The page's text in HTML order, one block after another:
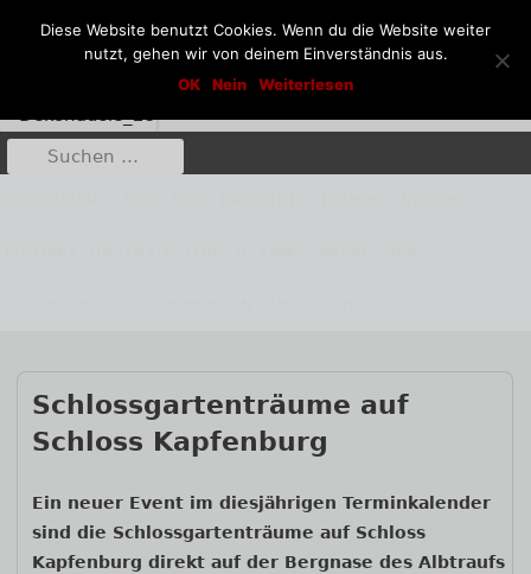
Inhalt
Dekohäusle_25
Kunst aus Stahl und Stein
Primäres
Suche
nach:
Schlossgartenträume auf
Schloss Kapfenburg
Ein neuer Event im diesjährigen Terminkalender
sind die Schlossgartenträume auf Schloss
Kapfenburg direkt auf der Bergnase des Albtraufs
Seitenleiste
Diese Website benutzt Cookies. Wenn du die Website weiter
nutzt, gehen wir von deinem Einverständnis aus.
OK
Nein Weiterlesen